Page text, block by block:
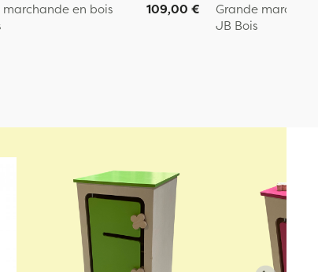
en bois
109,00 €
Grande
JB Bois